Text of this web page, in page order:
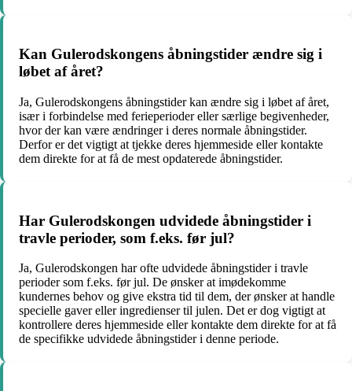
Kan Gulerodskongens åbningstider ændre sig i
løbet af året?
Ja, Gulerodskongens åbningstider kan ændre sig i løbet af året,
især i forbindelse med ferieperioder eller særlige begivenheder,
hvor der kan være ændringer i deres normale åbningstider.
Derfor er det vigtigt at tjekke deres hjemmeside eller kontakte
dem direkte for at få de mest opdaterede åbningstider.
Har Gulerodskongen udvidede åbningstider i
travle perioder, som f.eks. før jul?
Ja, Gulerodskongen har ofte udvidede åbningstider i travle
perioder som f.eks. før jul. De ønsker at imødekomme
kundernes behov og give ekstra tid til dem, der ønsker at handle
specielle gaver eller ingredienser til julen. Det er dog vigtigt at
kontrollere deres hjemmeside eller kontakte dem direkte for at få
de specifikke udvidede åbningstider i denne periode.